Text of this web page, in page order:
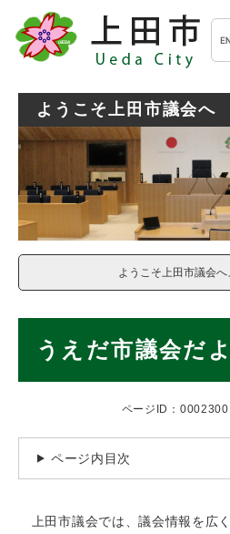
メニューを飛ばし
キ
ー
ワ
ようこそ上田市議会へ
ようこそ上田市議会へ
うえだ市議会だ
ページID：0002300
ページ内目次
上田市議会では、議会情報を広